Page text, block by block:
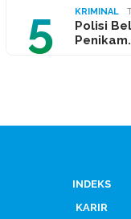
5 KRIMINAL
Polisi
INDEKS
KARIR